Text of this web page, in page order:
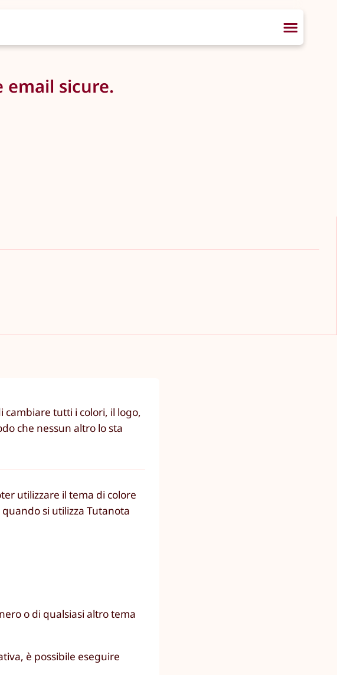
email sicure.
cambiare tutti i colori, il logo,
che nessun altro lo sta
utilizzare il tema di colore
si utilizza Tutanota
o di qualsiasi altro tema
è possibile eseguire